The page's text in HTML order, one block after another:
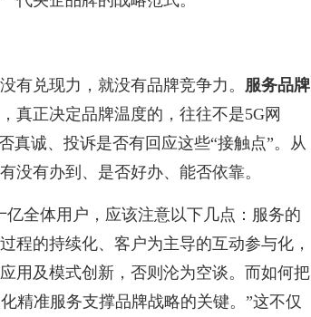
有兑现力，就没有品牌竞争力。 服务品牌
真正决定品牌温度的，往往不是5G网
真诚、投诉是否有回应这些“接触点”。从
没有办到、是否好办、能否依靠。
全体用户，应该注意以下几点：服务的
程的持续化、客户为主导的互动参与化，
用及模式创新，否则沦为空谈。而如何把
精准服务支撑品牌战略的关键。”这不仅